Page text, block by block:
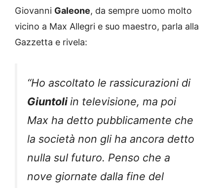
Giovanni Galeone, da sempre uomo molto
vicino a Max Allegri e suo maestro, parla alla
Gazzetta e rivela:
“Ho ascoltato le rassicurazioni di
Giuntoliin televisione, ma poi
Max ha detto pubblicamente che
la società non gli ha ancora detto
nulla sul futuro. Penso che a
nove giornate dalla fine del